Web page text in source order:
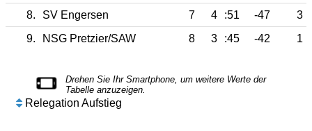
8.
SV Engersen 7 4 :51 -47
3
9.
NSG Pretzier/SAW 8 3 :45 -42 1
Relegation Aufstieg